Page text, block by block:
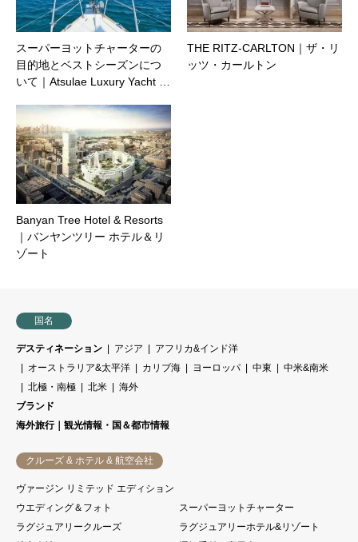
スーパーヨットチャーターの
目的地とベストシーズンにつ
いて｜Atsulae Luxury Yacht …
THE RITZ-CARLTON｜ザ・リ
ッツ・カールトン
Banyan Tree Hotel & Resort‎s
｜バンヤンツリー ホテル＆リ
ゾート
国名
デスティネーション アジア
アフリカ&インド洋
オーストラリア&太平洋
カリブ海 ヨーロッパ 中東
中米&南米
北極・南極
北米
海外
ブランド
海外旅行｜観光情報・国＆都市情報
クルーズ & ホテル & 航空会社
ヴァージン リミテッド エディション
ウエディング＆フォト
スーパーヨットチャーター
ラグジュアリークルーズ
ラグジュアリーホテル&リゾート